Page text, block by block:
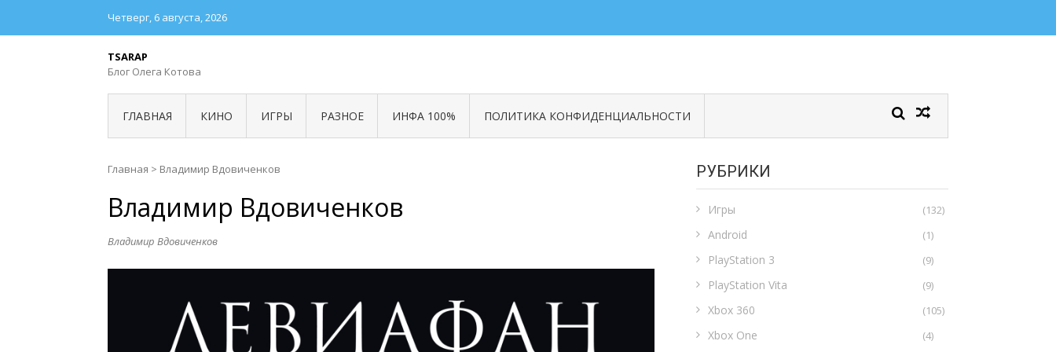
Четверг, 6 августа, 2026
TSARAP
Блог Олега Котова
ГЛАВНАЯ КИНО ИГРЫ РАЗНОЕ ИНФА 100% ПОЛИТИКА КОНФИДЕНЦИАЛЬНОСТИ
Главная > Владимир Вдовиченков
Владимир Вдовиченков
Владимир Вдовиченков
РУБРИКИ
Игры (132)
Android (1)
PlayStation 3 (9)
PlayStation Vita (9)
Xbox 360 (105)
Xbox One (4)